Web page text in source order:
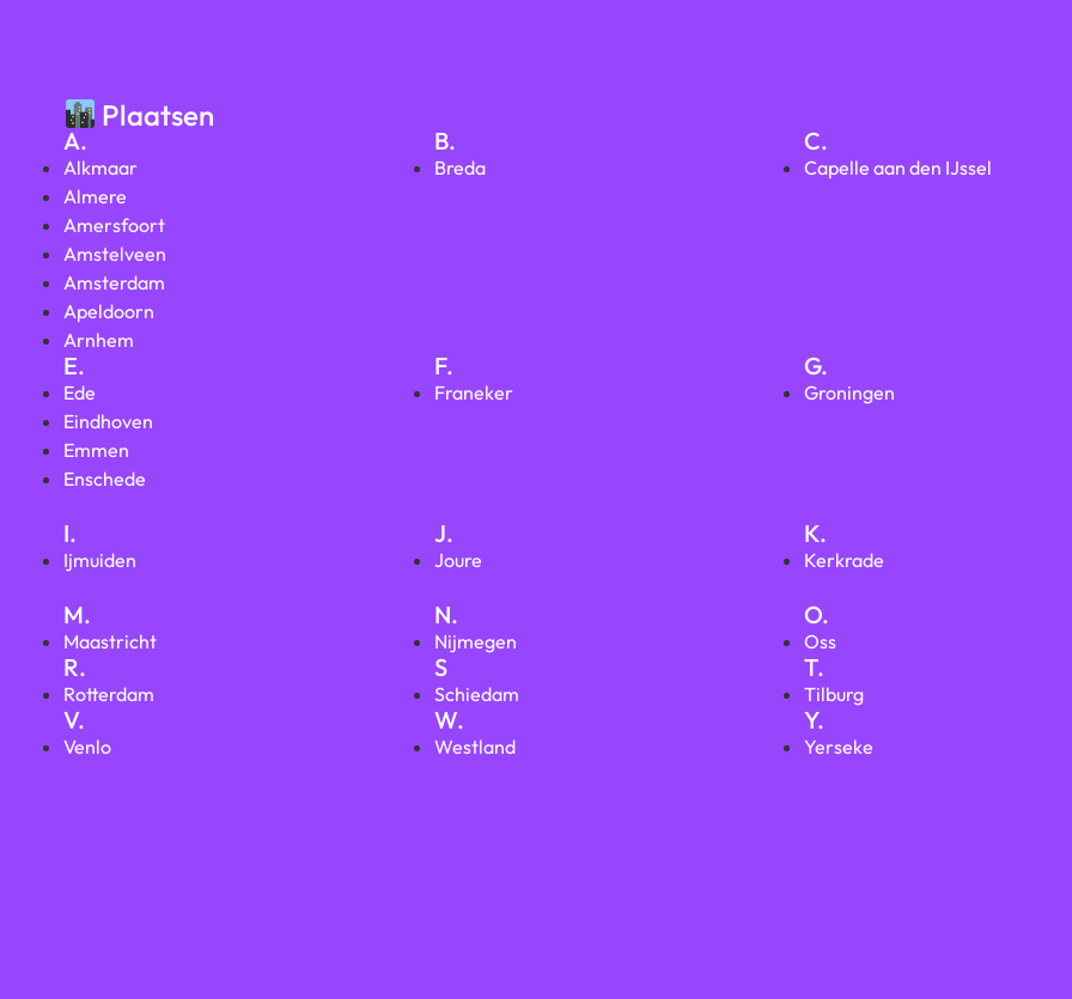
Plaatsen
A.
Alkmaar
Almere
Amersfoort
Amstelveen
Amsterdam
Apeldoorn
Arnhem
B.
Breda
C.
Capelle aan den IJssel
E.
Ede
Eindhoven
Emmen
Enschede
F.
Franeker
G.
Groningen
I.
Ijmuiden
J.
Joure
K.
Kerkrade
M.
Maastricht
N.
Nijmegen
O.
Oss
R.
Rotterdam
S
Schiedam
T.
Tilburg
V.
Venlo
W.
Westland
Y.
Yerseke